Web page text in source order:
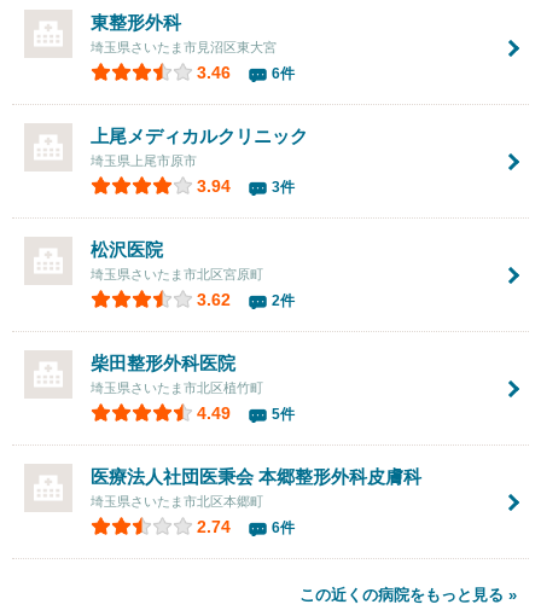
東整形外科
埼玉県さいたま市見沼区東大宮
3.46 6件
上尾メディカルクリニック
埼玉県上尾市原市
3.94 3件
松沢医院
埼玉県さいたま市北区宮原町
3.62 2件
柴田整形外科医院
埼玉県さいたま市北区植竹町
4.49 5件
医療法人社団医秉会本郷整形外科皮膚科
埼玉県さいたま市北区本郷町
2.74 6件
この近くの病院をもっと見る »